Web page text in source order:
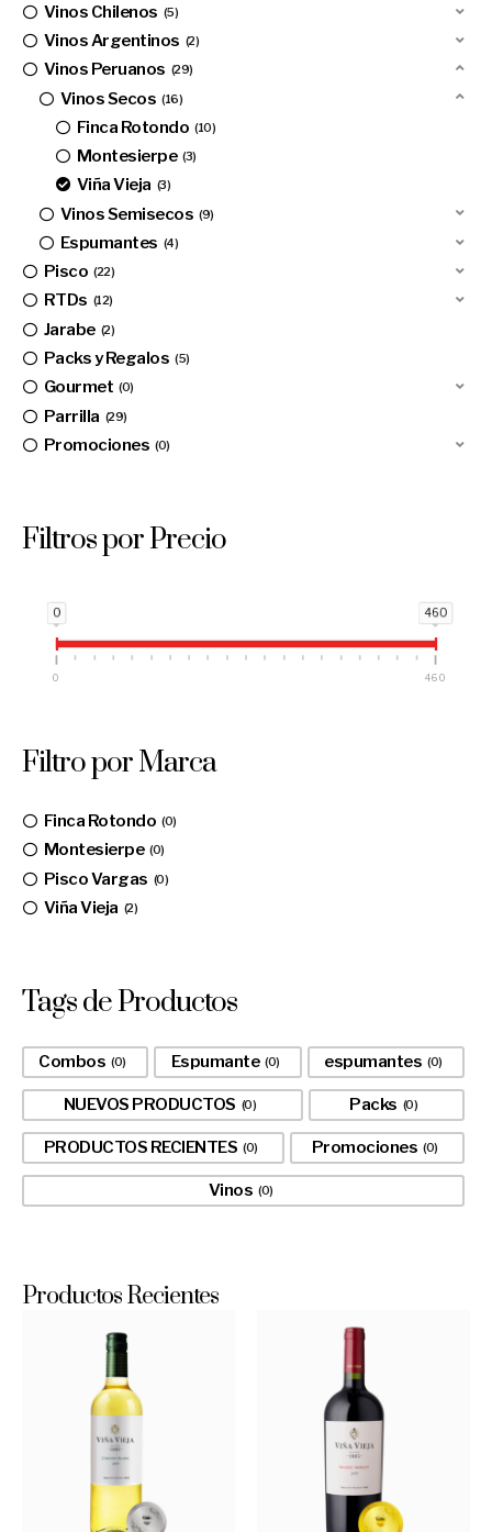
Vinos Chilenos 5
Vinos Argentinos 2
Vinos Peruanos 29
Vinos Secos 16
Finca Rotondo 10
Montesierpe 3
Viña Vieja 3
Vinos Semisecos 9
Espumantes 4
Pisco 22
RTDs 12
Jarabe 2
Packs y Regalos 5
Gourmet 0
Parrilla 29
Promociones 0
Filtros por Precio
0 460
0 460
Filtro por Marca
Finca Rotondo 0
Montesierpe 0
Pisco Vargas 0
Viña Vieja 2
Tags de Productos
Combos 0 Espumante 0 espumantes 0
NUEVOS PRODUCTOS 0 Packs 0
PRODUCTOS RECIENTES 0 Promociones 0
Vinos 0
Productos Recientes